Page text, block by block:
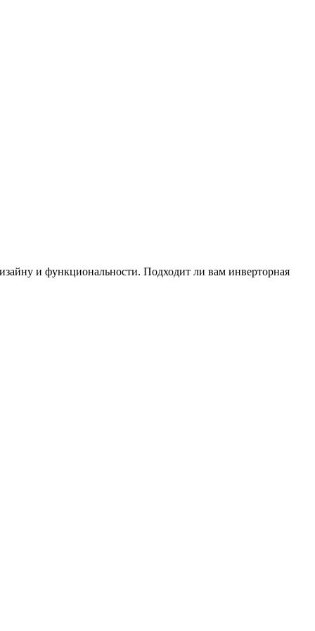
и функциональности. Подходит ли вам инверторная